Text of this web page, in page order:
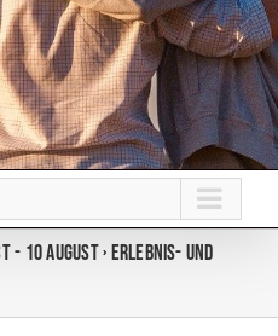
- 10 August› Erlebnis- und